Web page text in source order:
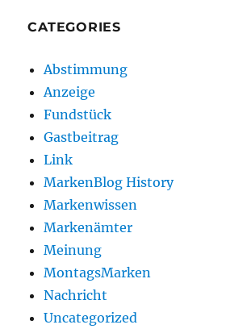
CATEGORIES
Abstimmung
Anzeige
Fundstück
Gastbeitrag
Link
MarkenBlog History
Markenwissen
Markenämter
Meinung
MontagsMarken
Nachricht
Uncategorized